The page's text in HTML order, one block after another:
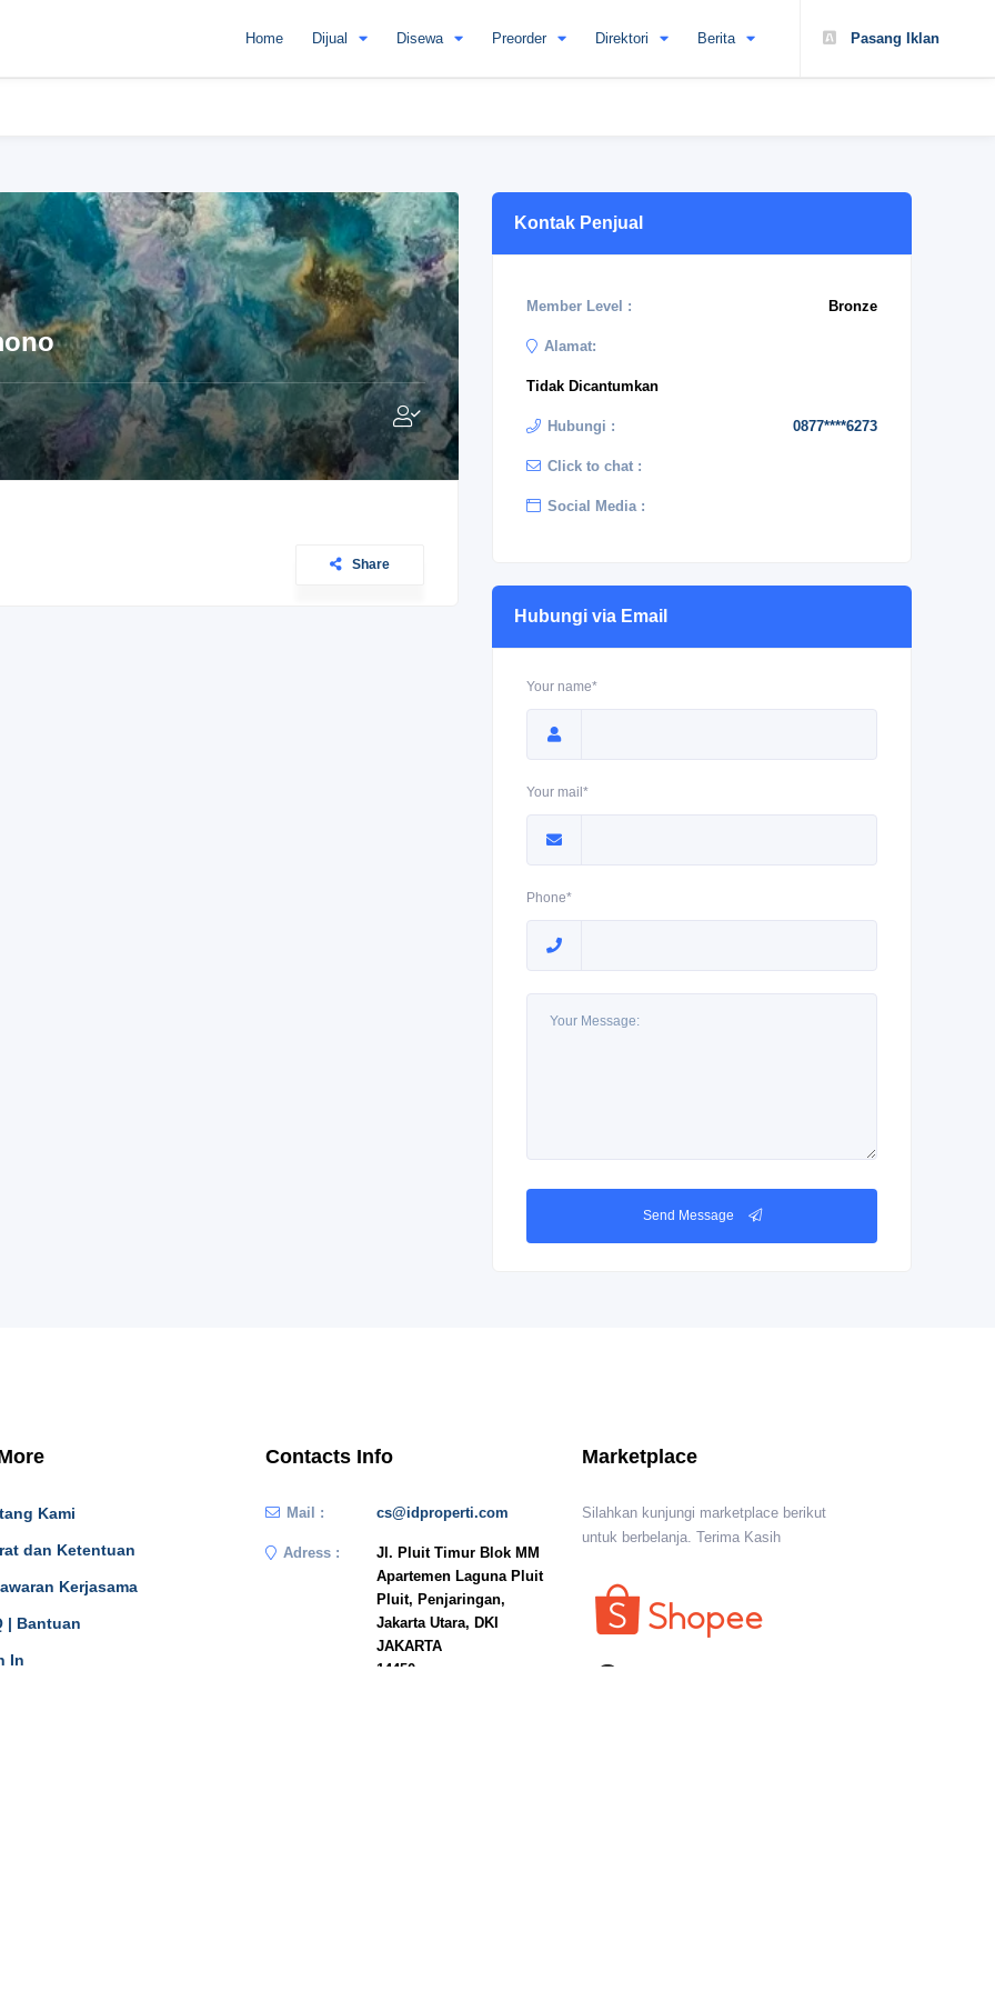
Pasang Iklan
Home Dijual Disewa Preorder Direktori Berita
Share
Kontak Penjual
Member Level : Bronze
Alamat:
Tidak Dicantumkan
Hubungi : 0877****6273
Click to chat :
Social Media :
Hubungi via Email
Your name*
Your mail*
Phone*
Send Message
Kami
dan Ketentuan
Kerjasama
| Bantuan
In
Contacts Info
Mail : cs@idproperti.com
Adress :
Jl. Pluit Timur Blok MM
Apartemen Laguna Pluit
Pluit, Penjaringan,
Jakarta Utara, DKI
JAKARTA
14450
Marketplace
Silahkan kunjungi marketplace berikut
untuk berbelanja. Terima Kasih